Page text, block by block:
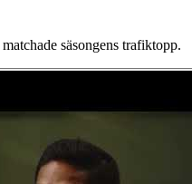
säsongens trafiktopp.